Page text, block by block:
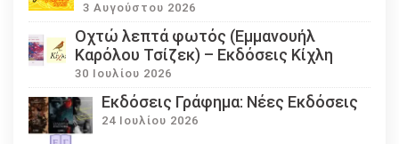
3 Αυγούστου 2026
Οχτώ λεπτά φωτός (Εμμανουήλ
Καρόλου Τσίζεκ) – Εκδόσεις Κίχλη
30 Ιουλίου 2026
Εκδόσεις Γράφημα: Νέες Εκδόσεις
24 Ιουλίου 2026